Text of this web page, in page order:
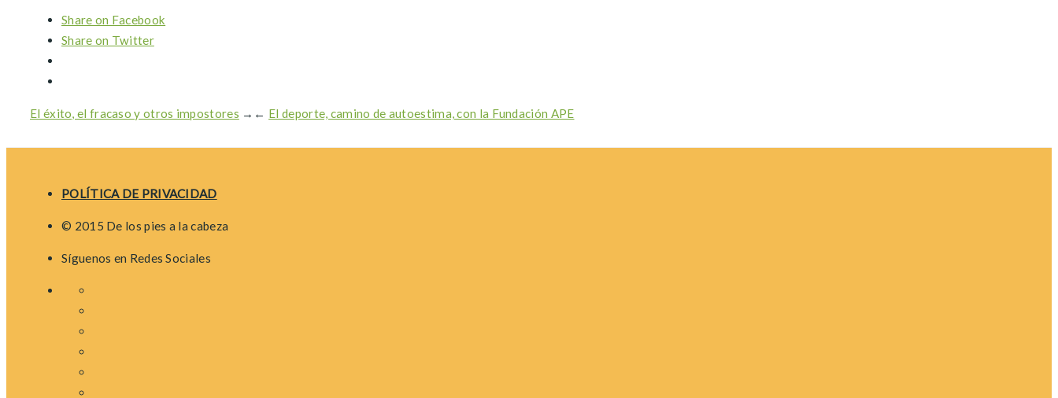
Share on Facebook
Share on Twitter
El éxito, el fracaso y otros impostores → ← El deporte, camino de autoestima, con la Fundación APE
POLÍTICA DE PRIVACIDAD
© 2015 De los pies a la cabeza
Síguenos en Redes Sociales